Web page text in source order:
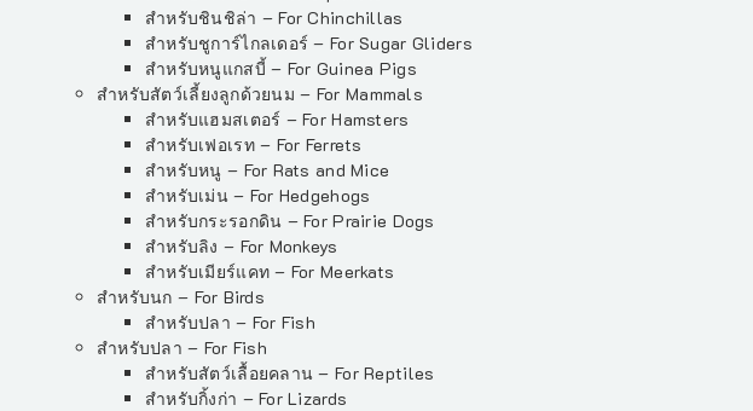
สำหรับชินชิล่า – For Chinchillas
สำหรับชูการ์ไกลเดอร์ – For Sugar Gliders
สำหรับหนูแกสบี้ – For Guinea Pigs
สำหรับสัตว์เลี้ยงลูกด้วยนม – For Mammals
สำหรับแฮมสเตอร์ – For Hamsters
สำหรับเฟอเรท – For Ferrets
สำหรับหนู – For Rats and Mice
สำหรับเม่น – For Hedgehogs
สำหรับกระรอกดิน – For Prairie Dogs
สำหรับลิง – For Monkeys
สำหรับเมียร์แคท – For Meerkats
สำหรับนก – For Birds
สำหรับปลา – For Fish
สำหรับปลา – For Fish
สำหรับสัตว์เลื้อยคลาน – For Reptiles
สำหรับกิ้งก่า – For Lizards